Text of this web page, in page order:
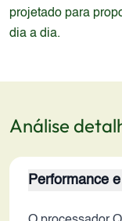
projetado para
dia a dia.
Análise
Performance